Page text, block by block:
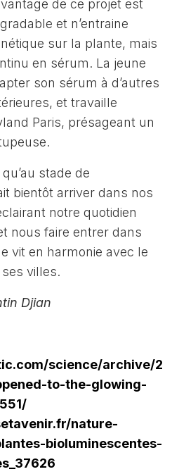
de ce projet est
et n’entraine
sur la plante, mais
en sérum. La jeune
son sérum à d’autres
et travaille
Paris, présageant un
stade de
bientôt arriver dans nos
notre quotidien
nous faire entrer dans
vit en harmonie avec le
villes.
Djian
science/archive/2
to-the-glowing-
nature-
bioluminescentes-